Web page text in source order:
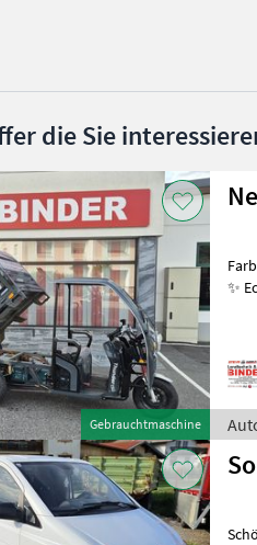
die Sie
Gebrauchtmaschine
✨